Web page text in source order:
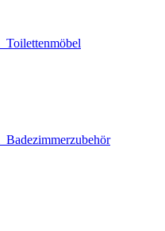
Toilettenmöbel
Badezimmerzubehör